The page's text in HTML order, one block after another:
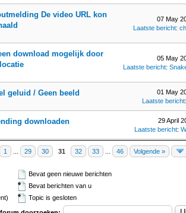
De video URL kon
07 May
Laatste bericht:
download mogelijk door
05 May
Laatste bericht:
geluid / Geen beeld
01 May
Laatste bericht
downloaden
29 April
Laatste bericht:
1 29 30 31 32 33 46 Volgende »
Bevat geen nieuwe berichten
Bevat berichten van u
Topic is gesloten